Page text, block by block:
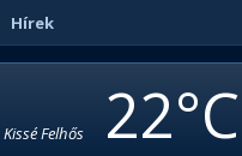
Hírek
Kissé Felhős 22